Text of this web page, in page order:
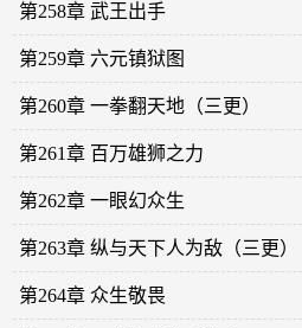
第258章 武王出手
第259章 六元镇狱图
第260章 一拳翻天地（三更）
第261章 百万雄狮之力
第262章 一眼幻众生
第263章 纵与天下人为敌（三更）
第264章 众生敬畏